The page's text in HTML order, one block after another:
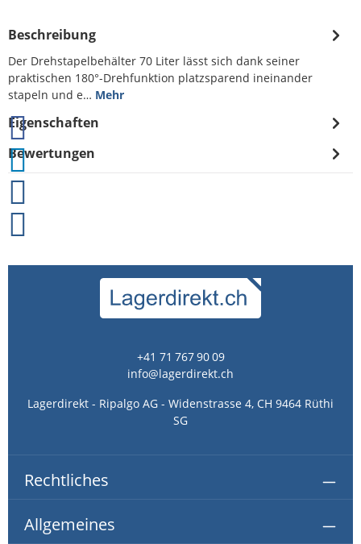
Beschreibung
Der Drehstapelbehälter 70 Liter lässt sich dank seiner
praktischen 180°-Drehfunktion platzsparend ineinander
stapeln und e… Mehr
Eigenschaften
Bewertungen
+41 71 767 90 09
info@lagerdirekt.ch
Lagerdirekt - Ripalgo AG - Widenstrasse 4, CH 9464 Rüthi
SG
Rechtliches
Allgemeines